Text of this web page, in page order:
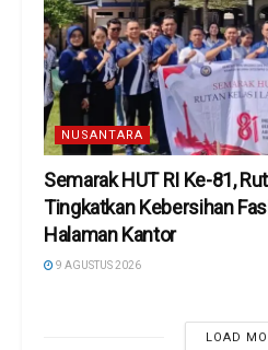
NUSANTARA
Semarak HUT RI Ke-81,
Tingkatkan Kebersihan
Halaman Kantor
9 AGUSTUS 2026
LOAD